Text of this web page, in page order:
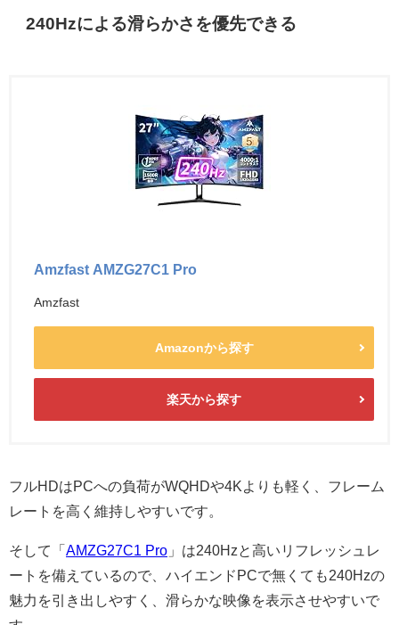
240Hzによる滑らかさを優先できる
Amzfast AMZG27C1 Pro
Amzfast
Amazonから探す
楽天から探す
フルHDはPCへの負荷がWQHDや4Kよりも軽く、フレーム
レートを高く維持しやすいです。
そして「 AMZG27C1 Pro 」は240Hzと高いリフレッシュレ
ートを備えているので、ハイエンドPCで無くても240Hzの
魅力を引き出しやすく、滑らかな映像を表示させやすいで